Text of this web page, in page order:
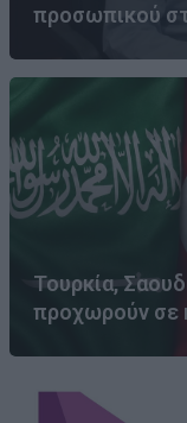
προσωπικού
Τουρκία,
προχωρούν σε